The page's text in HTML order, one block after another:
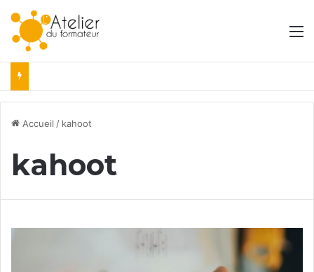
Accueil / kahoot
kahoot